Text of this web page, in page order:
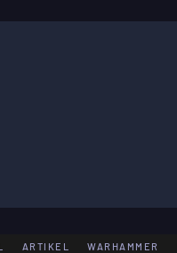
ARTIKEL WARHAMMER